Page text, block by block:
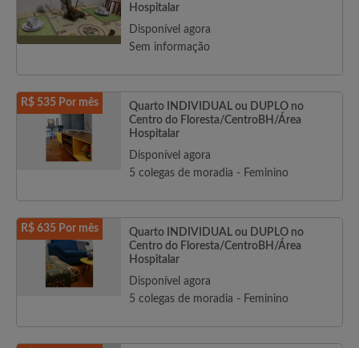
Hospitalar
Disponível agora
Sem informação
R$ 535 Por mês
Quarto INDIVIDUAL ou DUPLO no
Centro do Floresta/CentroBH/Área
Hospitalar
Disponível agora
5 colegas de moradia - Feminino
R$ 635 Por mês
Quarto INDIVIDUAL ou DUPLO no
Centro do Floresta/CentroBH/Área
Hospitalar
Disponível agora
5 colegas de moradia - Feminino